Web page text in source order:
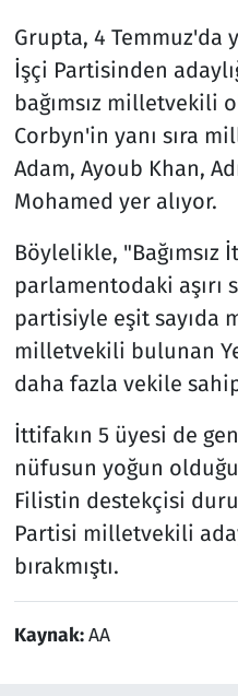
Grupta, 4 Temmuz'da
İşçi Partisinden
bağımsız milletvekili
Corbyn'in yanı sıra
Adam, Ayoub Khan,
Mohamed yer alıyor.
Böylelikle, "Bağımsız
parlamentodaki aşırı
partisiyle eşit sayıda
milletvekili bulunan
daha fazla vekile
İttifakın 5 üyesi de
nüfusun yoğun
Filistin destekçisi
Partisi milletvekili
bırakmıştı.
Kaynak:AA